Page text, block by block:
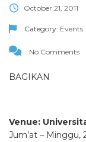
October 21, 2011
Category: Events
No Comments
BAGIKAN
Venue:
Jum’at – Minggu,